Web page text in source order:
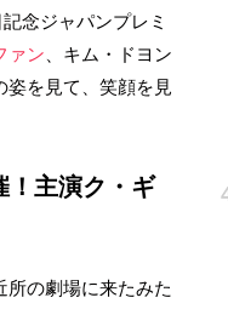
念ジャパンプレミ
ァン 、キム・ドヨン
姿を見て、笑顔を見
！主演ク・ギ
所の劇場に来たみた